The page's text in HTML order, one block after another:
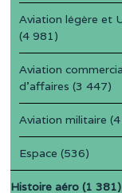
Aviation légère et
(4 981)
Aviation
d'affaires (3 447)
Aviation militaire
Espace (536)
Histoire aéro (1 381)